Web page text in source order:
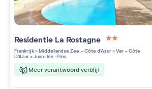
Residentie La Rostagne
2 étoiles sur 5
Frankrijk>Middellandse Zee - Côte d'Azur>Var - Côte
D'Azur>Juan-les-Pins
Meer verantwoord verblijf